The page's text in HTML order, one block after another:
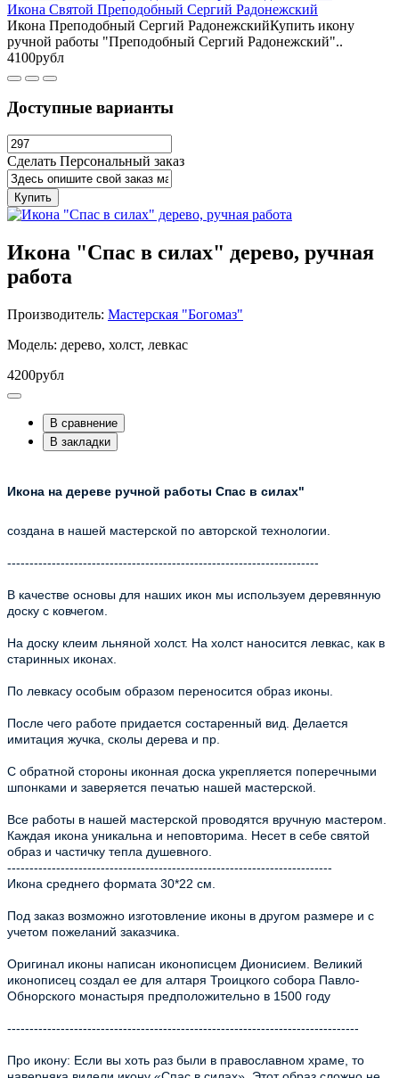
Икона Святой Преподобный Сергий Радонежский
Икона Преподобный Сергий РадонежскийКупить икону
ручной работы "Преподобный Сергий Радонежский"..
4100рубл
Доступные варианты
Сделать Персональный заказ
Купить
Икона "Спас в силах" дерево, ручная
работа
Производитель: Мастерская "Богомаз"
Модель: дерево, холст, левкас
4200рубл
В сравнение
В закладки
Икона на дереве ручной работы Спас в силах"
создана в нашей мастерской по авторской технологии.
----------------------------------------------------------------------
В качестве основы для наших икон мы используем деревянную
доску с ковчегом.
На доску клеим льняной холст. На холст наносится левкас, как в
старинных иконах.
По левкасу особым образом переносится образ иконы.
После чего работе придается состаренный вид. Делается
имитация жучка, сколы дерева и пр.
С обратной стороны иконная доска укрепляется поперечными
шпонками и заверяется печатью нашей мастерской.
Все работы в нашей мастерской проводятся вручную мастером.
Каждая икона уникальна и неповторима. Несет в себе святой
образ и частичку тепла душевного.
-------------------------------------------------------------------------
Икона среднего формата 30*22 см.
Под заказ возможно изготовление иконы в другом размере и с
учетом пожеланий заказчика.
Оригинал иконы написан иконописцем Дионисием. Великий
иконописец создал ее для алтаря Троицкого собора Павло-
Обнорского монастыря предположительно в 1500 году
-------------------------------------------------------------------------------
Про икону: Если вы хоть раз были в православном храме, то